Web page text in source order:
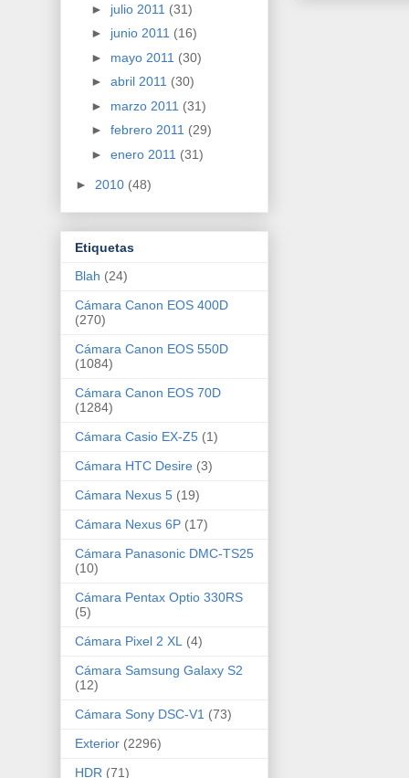
► julio 2011 (31)
► junio 2011 (16)
► mayo 2011 (30)
► abril 2011 (30)
► marzo 2011 (31)
► febrero 2011 (29)
► enero 2011 (31)
► 2010 (48)
Etiquetas
Blah (24)
Cámara Canon EOS 400D
(270)
Cámara Canon EOS 550D
(1084)
Cámara Canon EOS 70D
(1284)
Cámara Casio EX-Z5 (1)
Cámara HTC Desire (3)
Cámara Nexus 5 (19)
Cámara Nexus 6P (17)
Cámara Panasonic DMC-TS25
(10)
Cámara Pentax Optio 330RS
(5)
Cámara Pixel 2 XL
(4)
Cámara Samsung Galaxy S2
(12)
Cámara Sony DSC-V1 (73)
Exterior (2296)
HDR (71)